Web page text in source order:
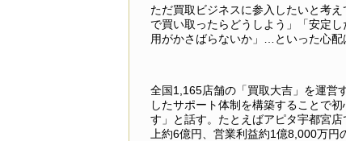
ただ買取ビジネスに参入したいと考
で買い取ったらどうしよう」「安定
用がかさばらないか」…といった心配
全国1,165店舗の「買取大吉」を運営
したサポート体制を構築することで
す」と話す。たとえばアピタ宇都宮
上約6億円、営業利益約1億8,000万